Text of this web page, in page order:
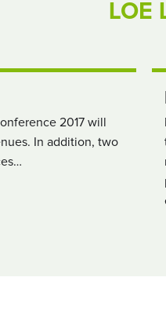
LOE
2017 will
In addition, two